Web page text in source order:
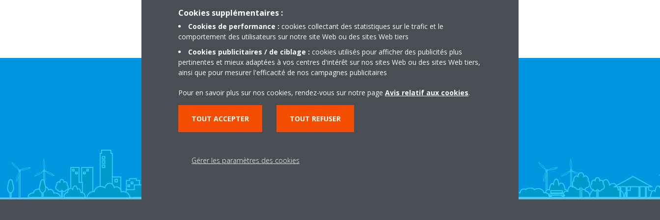
Besoin d'aide?
Cookies supplémentaires :
Cookies de performance : cookies collectant des statistiques sur le trafic et le
comportement des utilisateurs sur notre site Web ou des sites Web tiers
Cookies publicitaires / de ciblage : cookies utilisés pour afficher des publicités plus
pertinentes et mieux adaptées à vos centres d'intérêt sur nos sites Web ou des sites Web tiers,
ainsi que pour mesurer l'efficacité de nos campagnes publicitaires
Pour en savoir plus sur nos cookies, rendez-vous sur notre page Avis relatif aux cookies.
TOUT ACCEPTER TOUT REFUSER
Gérer les paramètres des cookies